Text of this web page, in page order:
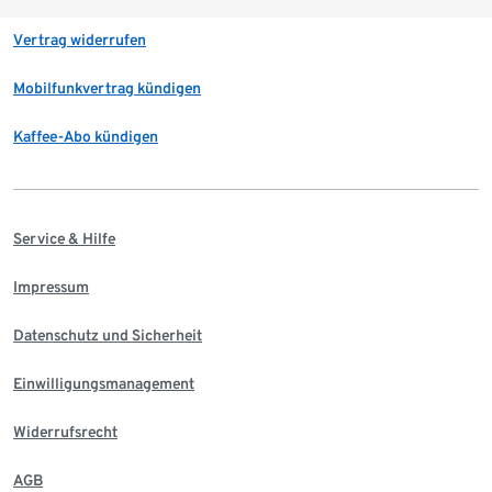
Vertrag widerrufen
Mobilfunkvertrag kündigen
Kaffee-Abo kündigen
Service & Hilfe
Impressum
Datenschutz und Sicherheit
Einwilligungsmanagement
Widerrufsrecht
AGB